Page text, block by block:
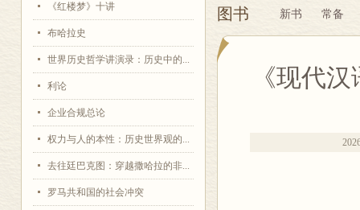
《红楼梦》十讲
布哈拉史
世界历史哲学讲演录：历史中的...
利论
企业合规总论
权力与人的本性：历史世界观的...
去往廷巴克图：穿越撒哈拉的非...
罗马共和国的社会冲突
图书 新书 常备
《现代